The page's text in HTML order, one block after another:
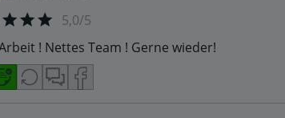
5,0/5
! Nettes Team ! Gerne wieder!